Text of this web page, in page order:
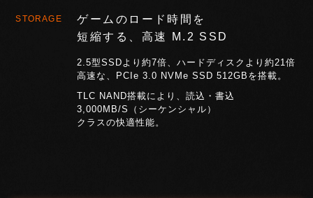
STORAGE
ゲームのロード時間を
短縮する、高速 M.2 SSD
2.5型SSDより約7倍、ハードディスクより約21倍
高速な、PCIe 3.0 NVMe SSD 512GBを搭載。
TLC NAND搭載により、読込・書込
3,000MB/S（シーケンシャル）
クラスの快適性能。